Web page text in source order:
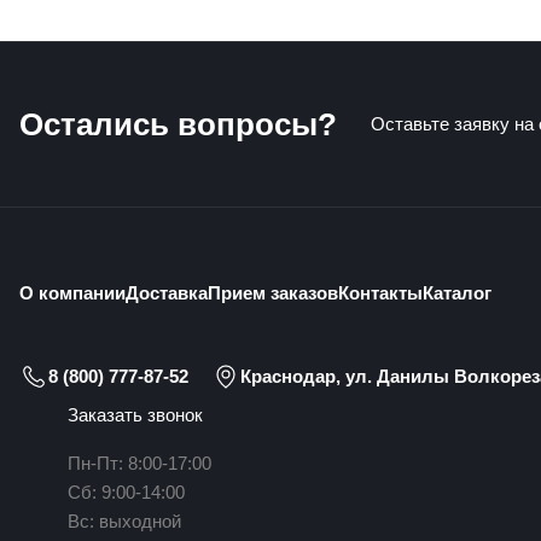
Остались вопросы? Оставьте заявку
О компанииДоставкаПрием заказовКонтактыКаталог
8 (800) 777-87-52
Заказать звонок
Пн-Пт: 8:00-17:00
Сб: 9:00-14:00
Вс: выходной
Краснодар, ул. Данилы